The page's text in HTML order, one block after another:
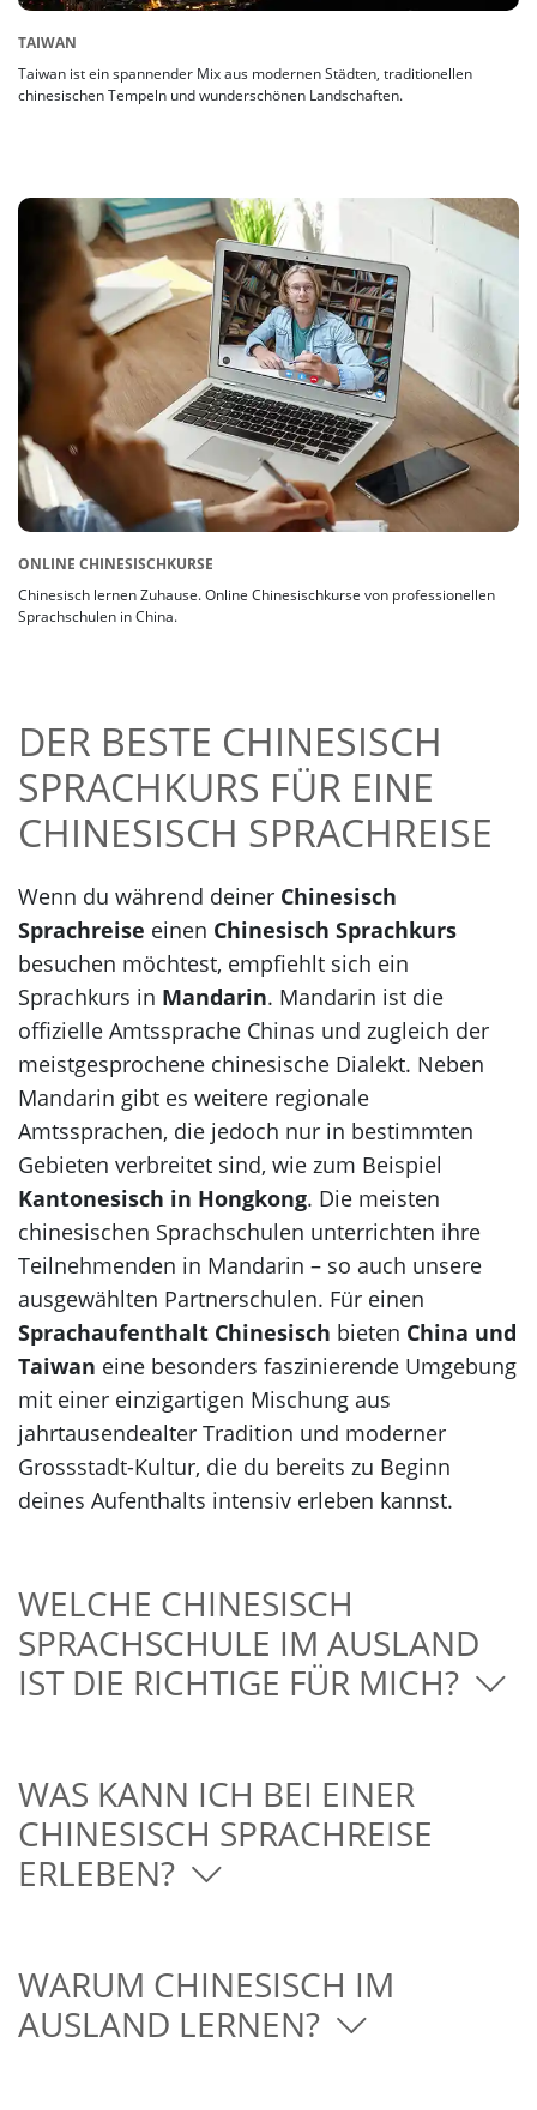
TAIWAN
Taiwan ist ein spannender Mix aus modernen Städten, traditionellen
chinesischen Tempeln und wunderschönen Landschaften.
ONLINE CHINESISCHKURSE
Chinesisch lernen Zuhause. Online Chinesischkurse von professionellen
Sprachschulen in China.
DER BESTE CHINESISCH
SPRACHKURS FÜR EINE
CHINESISCH SPRACHREISE
Wenn du während deiner Chinesisch
Sprachreise einen Chinesisch Sprachkurs
besuchen möchtest, empfiehlt sich ein
Sprachkurs in Mandarin. Mandarin ist die
offizielle Amtssprache Chinas und zugleich der
meistgesprochene chinesische Dialekt. Neben
Mandarin gibt es weitere regionale
Amtssprachen, die jedoch nur in bestimmten
Gebieten verbreitet sind, wie zum Beispiel
Kantonesisch in Hongkong. Die meisten
chinesischen Sprachschulen unterrichten ihre
Teilnehmenden in Mandarin – so auch unsere
ausgewählten Partnerschulen. Für einen
Sprachaufenthalt Chinesisch bieten China und
Taiwan eine besonders faszinierende Umgebung
mit einer einzigartigen Mischung aus
jahrtausendealter Tradition und moderner
Grossstadt-Kultur, die du bereits zu Beginn
deines Aufenthalts intensiv erleben kannst.
WELCHE CHINESISCH
SPRACHSCHULE IM AUSLAND
IST DIE RICHTIGE FÜR MICH?
WAS KANN ICH BEI EINER
CHINESISCH SPRACHREISE
ERLEBEN?
WARUM CHINESISCH IM
AUSLAND LERNEN?